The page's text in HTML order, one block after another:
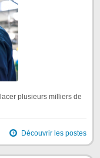
plusieurs milliers de
Découvrir les postes